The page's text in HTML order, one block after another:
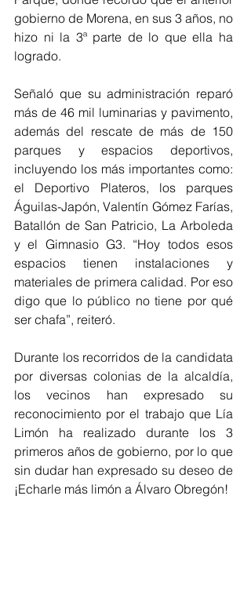
gobierno de Morena, en sus 3 años, no
hizo ni la 3ª parte de lo que ella ha
logrado.
Señaló que su administración reparó
más de 46 mil luminarias y pavimento,
además del rescate de más de 150
parques y espacios deportivos,
incluyendo los más importantes como:
el Deportivo Plateros, los parques
Águilas-Japón, Valentín Gómez Farías,
Batallón de San Patricio, La Arboleda
y el Gimnasio G3. “Hoy todos esos
espacios tienen instalaciones y
materiales de primera calidad. Por eso
digo que lo público no tiene por qué
ser chafa”, reiteró.
Durante los recorridos de la candidata
por diversas colonias de la alcaldía,
los vecinos han expresado su
reconocimiento por el trabajo que Lía
Limón ha realizado durante los 3
primeros años de gobierno, por lo que
sin dudar han expresado su deseo de
¡Echarle más limón a Álvaro Obregón!